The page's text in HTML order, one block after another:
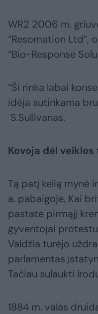
WR2 2006 m.
“Resomation Ltd”,
“Bio-Response
“Ši rinka labai
idėja sutinkama
S.Sullivanas.
Kovoja dėl
Tą patį kelią mynė
a. pabaigoje. Kai
pastatė pirmąjį
gyventojai
Valdžia turėjo
parlamentas
Tačiau sulaukti
1884 m. valas